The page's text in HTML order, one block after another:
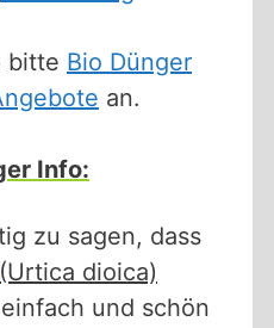
bitte Bio Dünger
an.
Info:
zu sagen, dass
(Urtica dioica)
und schön